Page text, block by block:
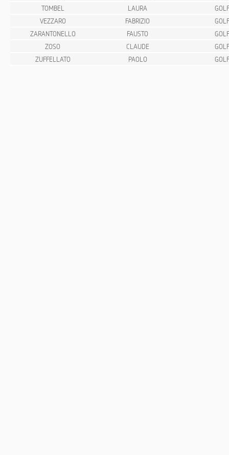
TOMBEL
LAURA
VEZZARO
FABRIZIO
ZARANTONELLO
FAUSTO
ZOSO
CLAUDE
ZUFFELLATO
PAOLO